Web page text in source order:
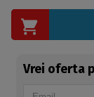
Vrei oferta